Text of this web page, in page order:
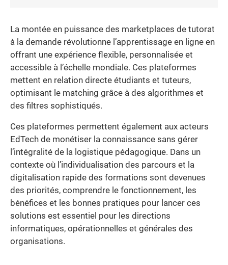
La montée en puissance des marketplaces de tutorat
à la demande révolutionne l’apprentissage en ligne en
offrant une expérience flexible, personnalisée et
accessible à l’échelle mondiale. Ces plateformes
mettent en relation directe étudiants et tuteurs,
optimisant le matching grâce à des algorithmes et
des filtres sophistiqués.
Ces plateformes permettent également aux acteurs
EdTech de monétiser la connaissance sans gérer
l’intégralité de la logistique pédagogique. Dans un
contexte où l’individualisation des parcours et la
digitalisation rapide des formations sont devenues
des priorités, comprendre le fonctionnement, les
bénéfices et les bonnes pratiques pour lancer ces
solutions est essentiel pour les directions
informatiques, opérationnelles et générales des
organisations.